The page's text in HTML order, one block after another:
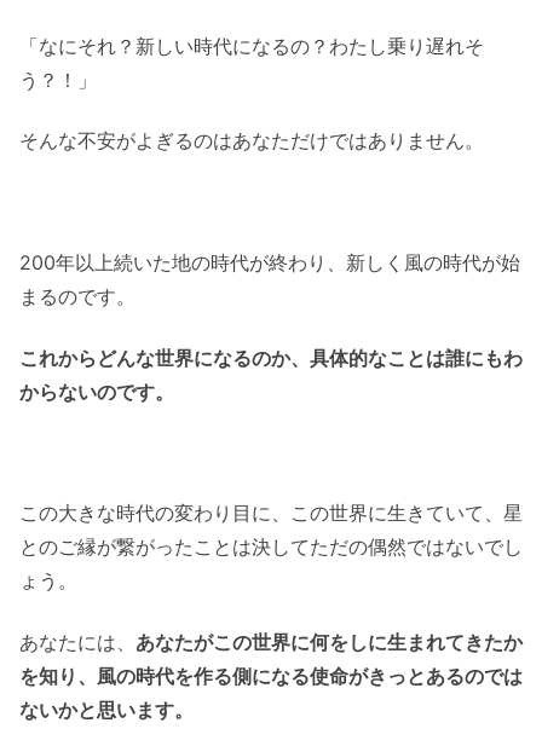
「なにそれ？新しい時代になるの？わたし乗り遅れそ
う？！」
そんな不安がよぎるのはあなただけではありません。
200年以上続いた地の時代が終わり、新しく風の時代が始
まるのです。
これからどんな世界になるのか、具体的なことは誰にもわ
からないのです。
この大きな時代の変わり目に、この世界に生きていて、星
とのご縁が繋がったことは決してただの偶然ではないでし
ょう。
あなたには、 あなたがこの世界に何をしに生まれてきたか
を知り、風の時代を作る側になる使命がきっとあるのでは
ないかと思います。